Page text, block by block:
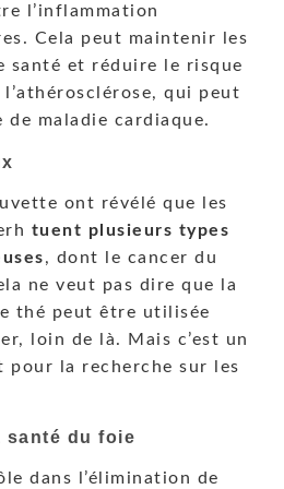
l’inflammation
Cela peut maintenir les
santé et réduire le risque
l’athérosclérose, qui peut
de maladie cardiaque.
ont révélé que les
tuent plusieurs types
, dont le cancer du
ne veut pas dire que la
thé peut être utilisée
loin de là. Mais c’est un
pour la recherche sur les
santé du foie
dans l’élimination de